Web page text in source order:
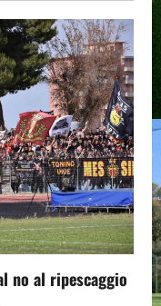
no al ripescaggio